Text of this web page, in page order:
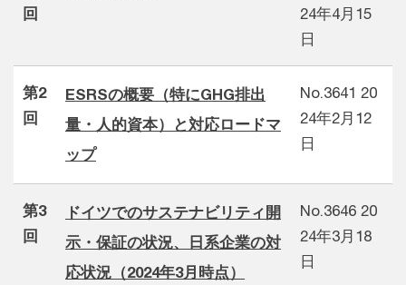
回
24年4月15
日
第2
回
ESRSの概要（特にGHG排出
量・人的資本）と対応ロードマ
ップ
No.3641 20
24年2月12
日
第3
回
ドイツでのサステナビリティ開
示・保証の状況、日系企業の対
応状況（2024年3月時点）
No.3646 20
24年3月18
日